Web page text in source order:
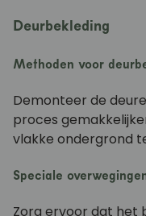
Deurbekleding
Methoden voor
Demonteer de
proces
vlakke ondergrond
Speciale
Zorg ervoor dat het